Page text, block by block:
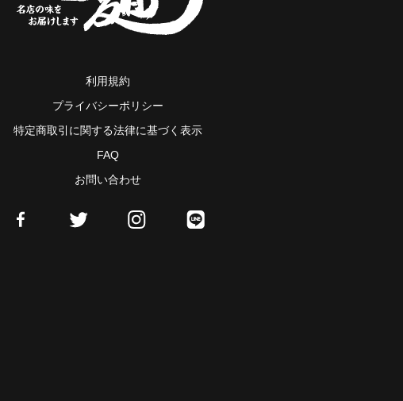
利用規約
プライバシーポリシー
特定商取引に関する法律に基づく表示
FAQ
お問い合わせ